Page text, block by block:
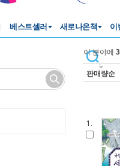
베스트셀러 새로나온책 이
이 분야에 3
판매량순
1.